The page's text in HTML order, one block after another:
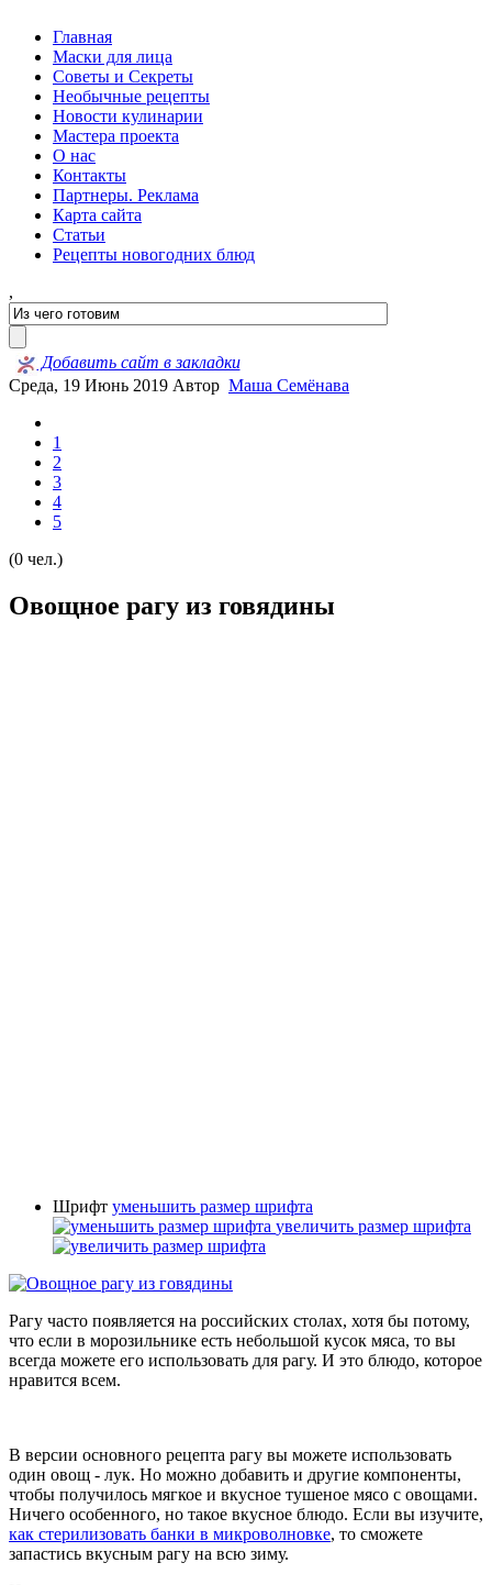
Главная
Маски для лица
Советы и Секреты
Необычные рецепты
Новости кулинарии
Мастера проекта
О нас
Контакты
Партнеры. Реклама
Карта сайта
Статьи
Рецепты новогодних блюд
,
Добавить сайт в закладки
Среда, 19 Июнь 2019 Автор Маша Семёнава
1
2
3
4
5
(0 чел.)
Овощное рагу из говядины
Шрифт уменьшить размер шрифта
увеличить размер шрифта
Рагу часто появляется на российских столах, хотя бы потому,
что если в морозильнике есть небольшой кусок мяса, то вы
всегда можете его использовать для рагу. И это блюдо, которое
нравится всем.
В версии основного рецепта рагу вы можете использовать
один овощ - лук. Но можно добавить и другие компоненты,
чтобы получилось мягкое и вкусное тушеное мясо с овощами.
Ничего особенного, но такое вкусное блюдо. Если вы изучите,
как стерилизовать банки в микроволновке, то сможете
запастись вкусным рагу на всю зиму.